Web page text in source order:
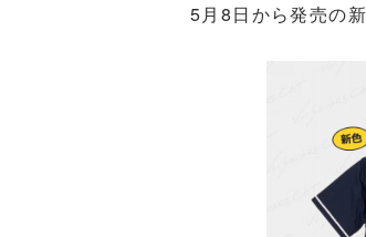
5月8日から発売の